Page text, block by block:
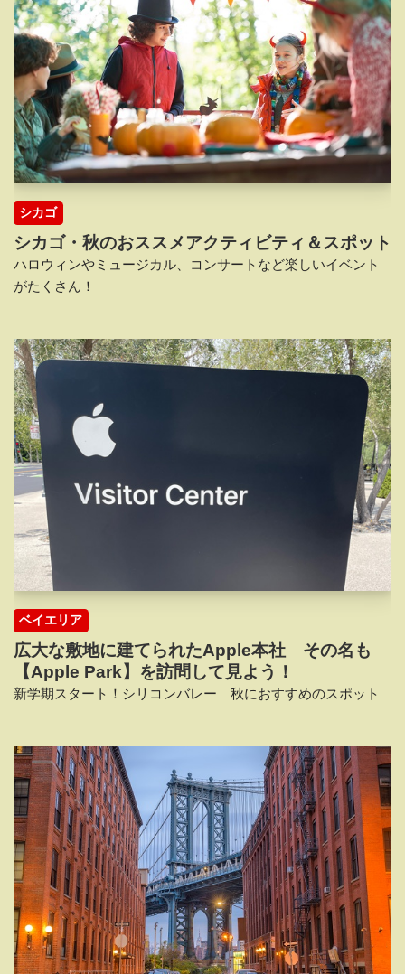
シカゴ
シカゴ・秋のおススメアクティビティ＆スポット
ハロウィンやミュージカル、コンサートなど楽しいイベント
がたくさん！
ベイエリア
広大な敷地に建てられたApple本社 その名も
【Apple Park】を訪問して見よう！
新学期スタート！シリコンバレー 秋におすすめのスポット